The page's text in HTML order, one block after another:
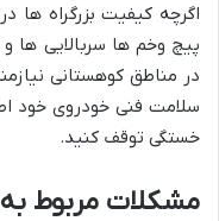
اگرچه کیفیت بزرگراه
پیچ وخم ها سربالایی ها
در مناطق کوهستانی
سلامت فنی خودروی خود
خستگی توقف کنید.
مشکلات مربوط